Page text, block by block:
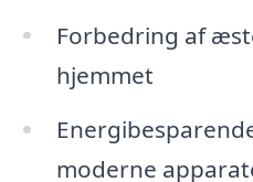
Forbedring af
hjemmet
moderne